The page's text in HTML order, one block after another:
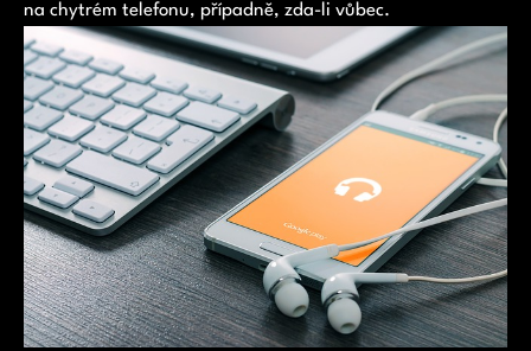
na chytrém telefonu, případně, zda-li vůbec.